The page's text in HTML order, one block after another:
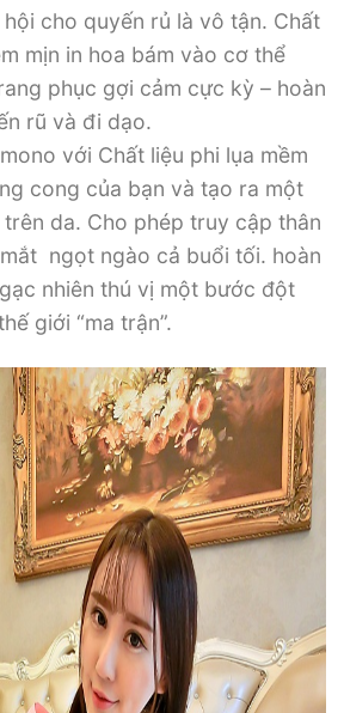
cho quyến rủ là vô tận. Chất
mịn in hoa bám vào cơ thể
phục gợi cảm cực kỳ – hoàn
rũ và đi dạo.
với Chất liệu phi lụa mềm
cong của bạn và tạo ra một
da. Cho phép truy cập thân
ngọt ngào cả buổi tối. hoàn
nhiên thú vị một bước đột
giới “ma trận”.